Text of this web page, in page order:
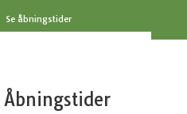
Se åbningstider
Åbningstider